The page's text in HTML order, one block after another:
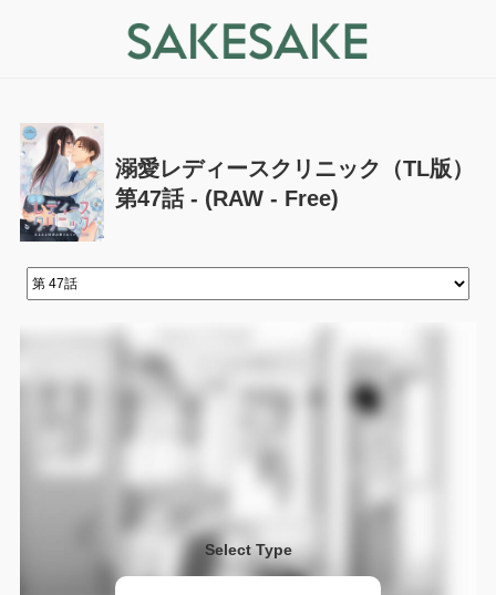
溺愛レディースクリニック（TL版）
第47話 - (RAW - Free)
Select Type